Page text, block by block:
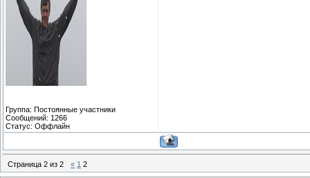
Группа: Постоянные участники
Сообщений: 1266
Статус: Оффлайн
Страница 2 из 2 « 1 2